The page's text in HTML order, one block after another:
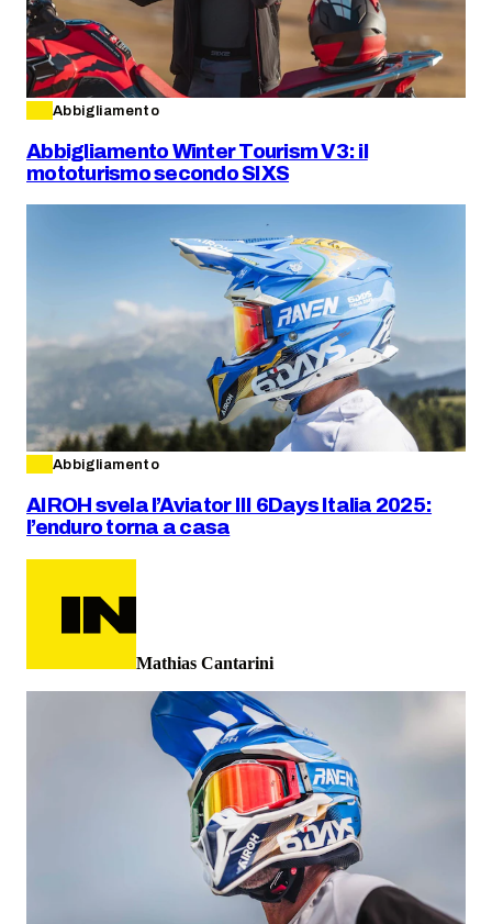
Abbigliamento
Abbigliamento Winter Tourism V3: il
mototurismo secondo SIXS
Abbigliamento
AIROH svela l’Aviator III 6Days Italia 2025:
l’enduro torna a casa
Mathias Cantarini